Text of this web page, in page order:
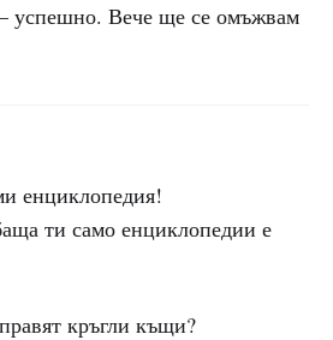
успешно. Вече ще се омъжвам
енциклопедия!
ти само енциклопедии е
кръгли къщи?